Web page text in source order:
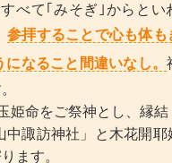
べて｢みそぎ｣からとい
参拝することで心も体も
なること間違いなし。
姫命をご祭神とし、縁結
諏訪神社」と木花開耶
ます。